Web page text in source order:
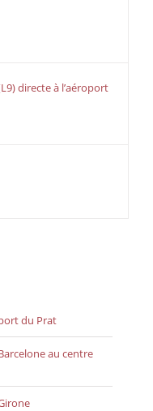
directe à l’aéroport
du Prat
au centre